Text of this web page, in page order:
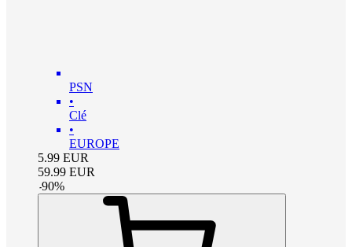
PSN
•
Clé
•
EUROPE
5.99 EUR
59.99 EUR
-90%